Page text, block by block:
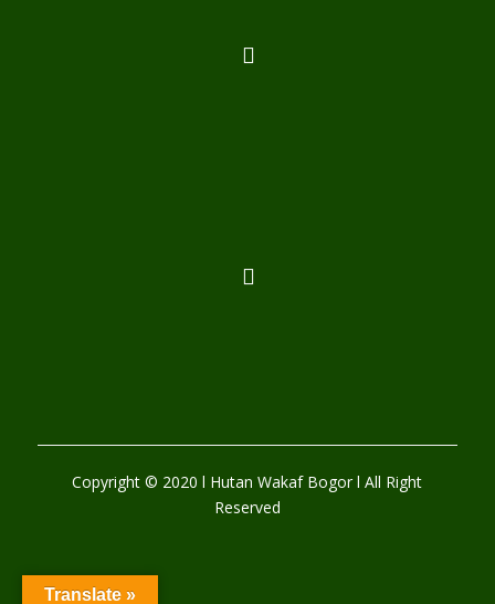
Copyright © 2020 l Hutan Wakaf Bogor l All Right
Reserved
Translate »